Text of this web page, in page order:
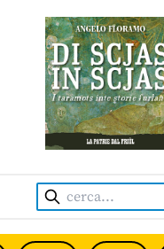
• INDEPENDENT
Cerca: